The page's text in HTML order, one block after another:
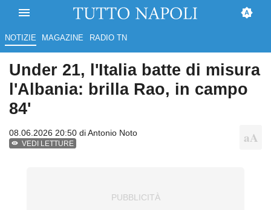
NOTIZIE MAGAZINE RADIO TN
Under 21, l'Italia batte di misura
l'Albania: brilla Rao, in campo
84'
08.06.2026 20:50 diAntonio Noto
VEDI LETTURE